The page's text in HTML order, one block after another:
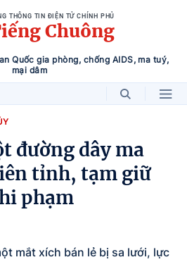
THÔNG TIN ĐIỆN TỬ CHÍNH PHỦ
Chuông
Quốc gia phòng, chống AIDS, ma tuý,
mại dâm
đường dây ma
tỉnh, tạm giữ
phạm
mắt xích bán lẻ bị sa lưới, lực